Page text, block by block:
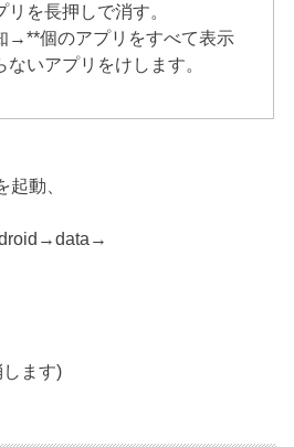
を長押しで消す。
個のアプリをすべて表示
いアプリをけします。
動、
ます)